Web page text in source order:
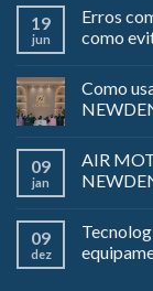
19
jun
Erros
como
Como
09
jan
AIR
09
dez